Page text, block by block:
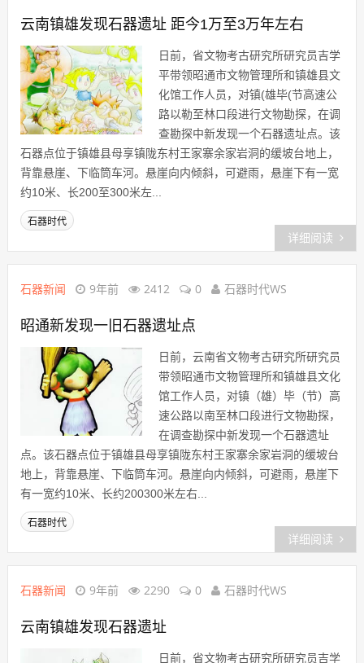
云南镇雄发现石器遗址 距今1万至3万年左右
日前，省文物考古研究所研究员吉学
平带领昭通市文物管理所和镇雄县文
化馆工作人员，对镇(雄毕(节高速公
路以勒至林口段进行文物勘探，在调
查勘探中新发现一个石器遗址点。该
石器点位于镇雄县母享镇陇东村王家寨余家岩洞的缓坡台地上，
背靠悬崖、下临筒车河。悬崖向内倾斜，可避雨，悬崖下有一宽
约10米、长200至300米左...
石器时代
详细阅读
石器新闻 9年前 2412 0 石器时代WS
昭通新发现一旧石器遗址点
日前，云南省文物考古研究所研究员
带领昭通市文物管理所和镇雄县文化
馆工作人员，对镇（雄）毕（节）高
速公路以南至林口段进行文物勘探，
在调查勘探中新发现一个石器遗址
点。该石器点位于镇雄县母享镇陇东村王家寨余家岩洞的缓坡台
地上，背靠悬崖、下临筒车河。悬崖向内倾斜，可避雨，悬崖下
有一宽约10米、长约200300米左右...
石器时代
详细阅读
石器新闻 9年前 2290 0 石器时代WS
云南镇雄发现石器遗址
日前，省文物考古研究所研究员吉学